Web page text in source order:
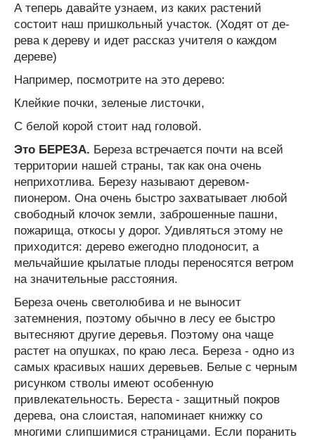
А теперь давайте узнаем, из каких растений
состоит наш пришкольный участок. (Ходят от де­
рева к дереву и идет рассказ учителя о каждом
дереве)
Например, посмотрите на это дерево:
Клейкие почки, зеленые листочки,
С белой корой стоит над головой.
Это БЕРЕЗА. Береза встречается почти на всей
территории нашей страны, так как она очень
неприхотлива. Березу называют деревом-
пионером. Она очень быстро захватывает любой
свободный клочок земли, заброшенные пашни,
пожарища, откосы у дорог. Удивляться этому не
приходится: дерево ежегодно плодоносит, а
мельчайшие крылатые плоды переносятся ветром
на значитель­ные расстояния.
Береза очень светолюбива и не выносит
затемнения, поэтому обычно в лесу ее быстро
вытесняют другие деревья. Поэтому она чаще
растет на опушках, по краю леса. Береза - одно из
самых красивых наших деревьев. Белые с черным
рисунком стволы имеют особенную
привлекательность. Береста - защитный покров
дерева, она слоис­тая, напоминает книжку со
многими слипшимися страницами. Если поранить